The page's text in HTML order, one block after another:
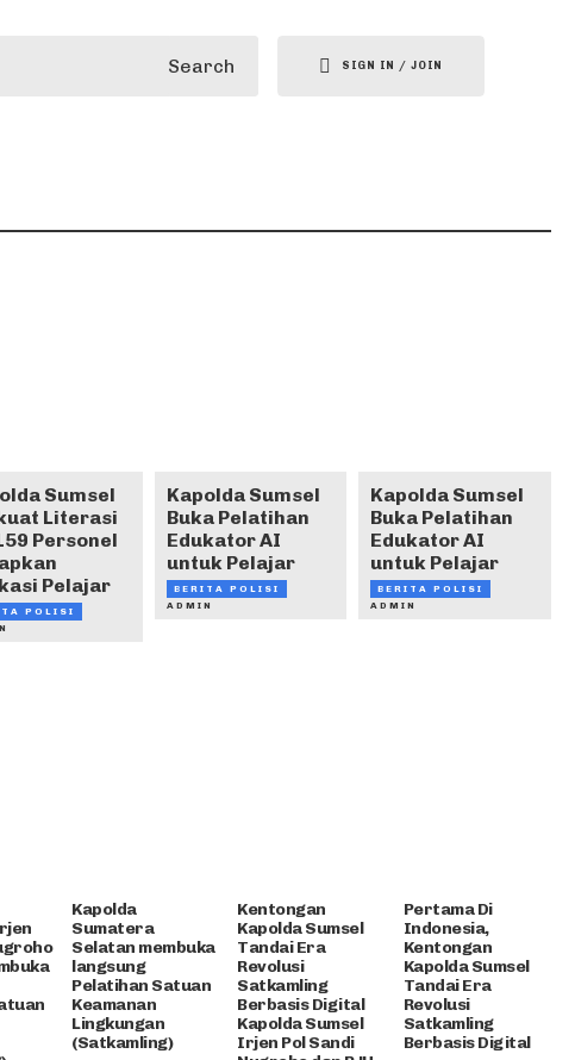
Search SIGN IN / JOIN
Sumsel
Literasi
Personel
Pelajar
POLISI
Kapolda Sumsel
Buka Pelatihan
Edukator AI
untuk Pelajar
BERITA POLISI
ADMIN
Kapolda Sumsel
Buka Pelatihan
Edukator AI
untuk Pelajar
BERITA POLISI
ADMIN
Kapolda
Sumatera
Selatan membuka
langsung
Pelatihan Satuan
Keamanan
Lingkungan
(Satkamling)
Kentongan
Kapolda Sumsel
Tandai Era
Revolusi
Satkamling
Berbasis Digital
Kapolda Sumsel
Irjen Pol Sandi
Pertama Di
Indonesia,
Kentongan
Kapolda Sumsel
Tandai Era
Revolusi
Satkamling
Berbasis Digital